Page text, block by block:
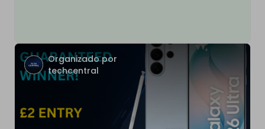
Organizado por
techcentral